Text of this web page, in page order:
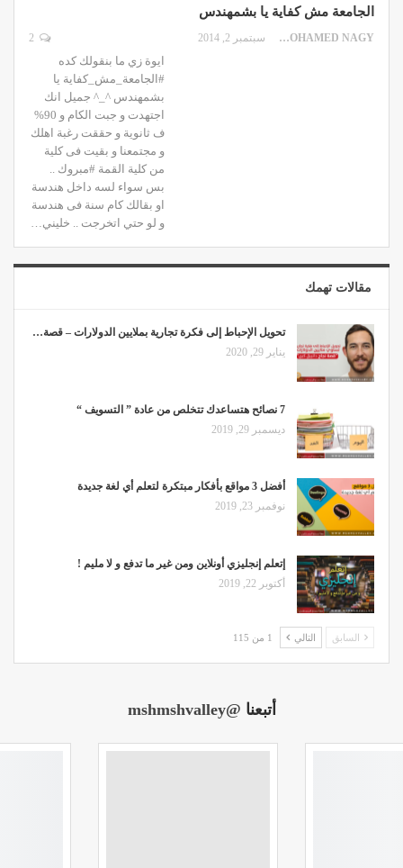
الجامعة مش كفاية يا بشمهندس
MOHAMED NAGY سبتمبر 2, 2014
ايوة زي ما بنقولك كده
#الجامعة_مش_كفاية يا
بشمهندس ^_^ جميل انك
اجتهدت و جبت الكام و 90%
ف ثانوية و حققت رغبة اهلك
و مجتمعنا و بقيت فى كلية
من كلية القمة #مبروك ..
بس سواء لسه داخل هندسة
او بقالك كام سنة فى هندسة
و لو حتي اتخرجت .. خليني…
مقالات تهمك
تحويل الإحباط إلى فكرة تجارية بملايين الدولارات – قصة…
يناير 29, 2020
7 نصائح هتساعدك تتخلص من عادة ” التسويف “
ديسمبر 29, 2019
أفضل 3 مواقع بأفكار مبتكرة لتعلم أي لغة جديدة
نوفمبر 23, 2019
إتعلم إنجليزي أونلاين ومن غير ما تدفع و لا مليم !
أكتوبر 22, 2019
السابق التالي 1 من 115
أتبعنا @mshmshvalley